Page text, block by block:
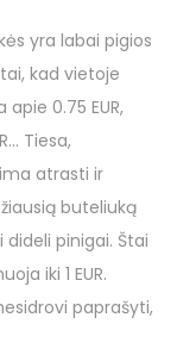
yra labai pigios
kad vietoje
0.75 EUR,
Tiesa,
atrasti ir
buteliuką
dideli pinigai. Štai
iki 1 EUR.
paprašyti,